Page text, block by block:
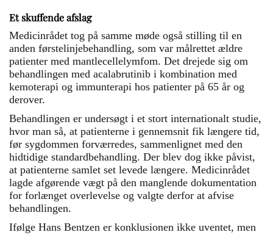
Et skuffende afslag
Medicinrådet tog på samme møde også stilling til en
anden førstelinjebehandling, som var målrettet ældre
patienter med mantlecellelymfom. Det drejede sig om
behandlingen med acalabrutinib i kombination med
kemoterapi og immunterapi hos patienter på 65 år og
derover.
Behandlingen er undersøgt i et stort internationalt studie,
hvor man så, at patienterne i gennemsnit fik længere tid,
før sygdommen forværredes, sammenlignet med den
hidtidige standardbehandling. Der blev dog ikke påvist,
at patienterne samlet set levede længere. Medicinrådet
lagde afgørende vægt på den manglende dokumentation
for forlænget overlevelse og valgte derfor at afvise
behandlingen.
Ifølge Hans Bentzen er konklusionen ikke uventet, men